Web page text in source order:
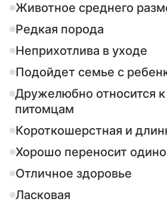
Животное среднего
Редкая порода
Неприхотлива в уходе
Подойдет семье с
Дружелюбно относится
питомцам
Короткошерстная и
Хорошо переносит
Отличное здоровье
Ласковая